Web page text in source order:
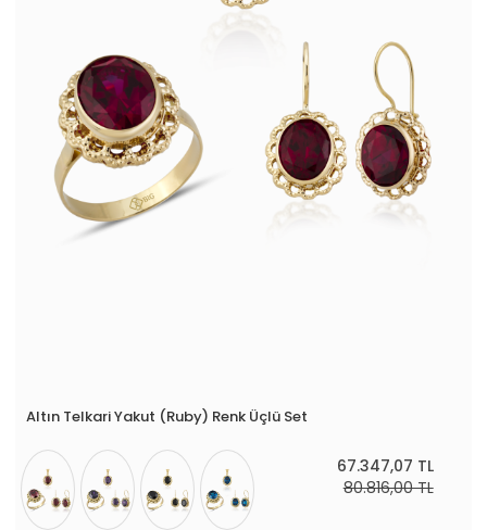
Altın Telkari Yakut (Ruby) Renk Üçlü Set
67.347,07 TL
80.816,00 TL